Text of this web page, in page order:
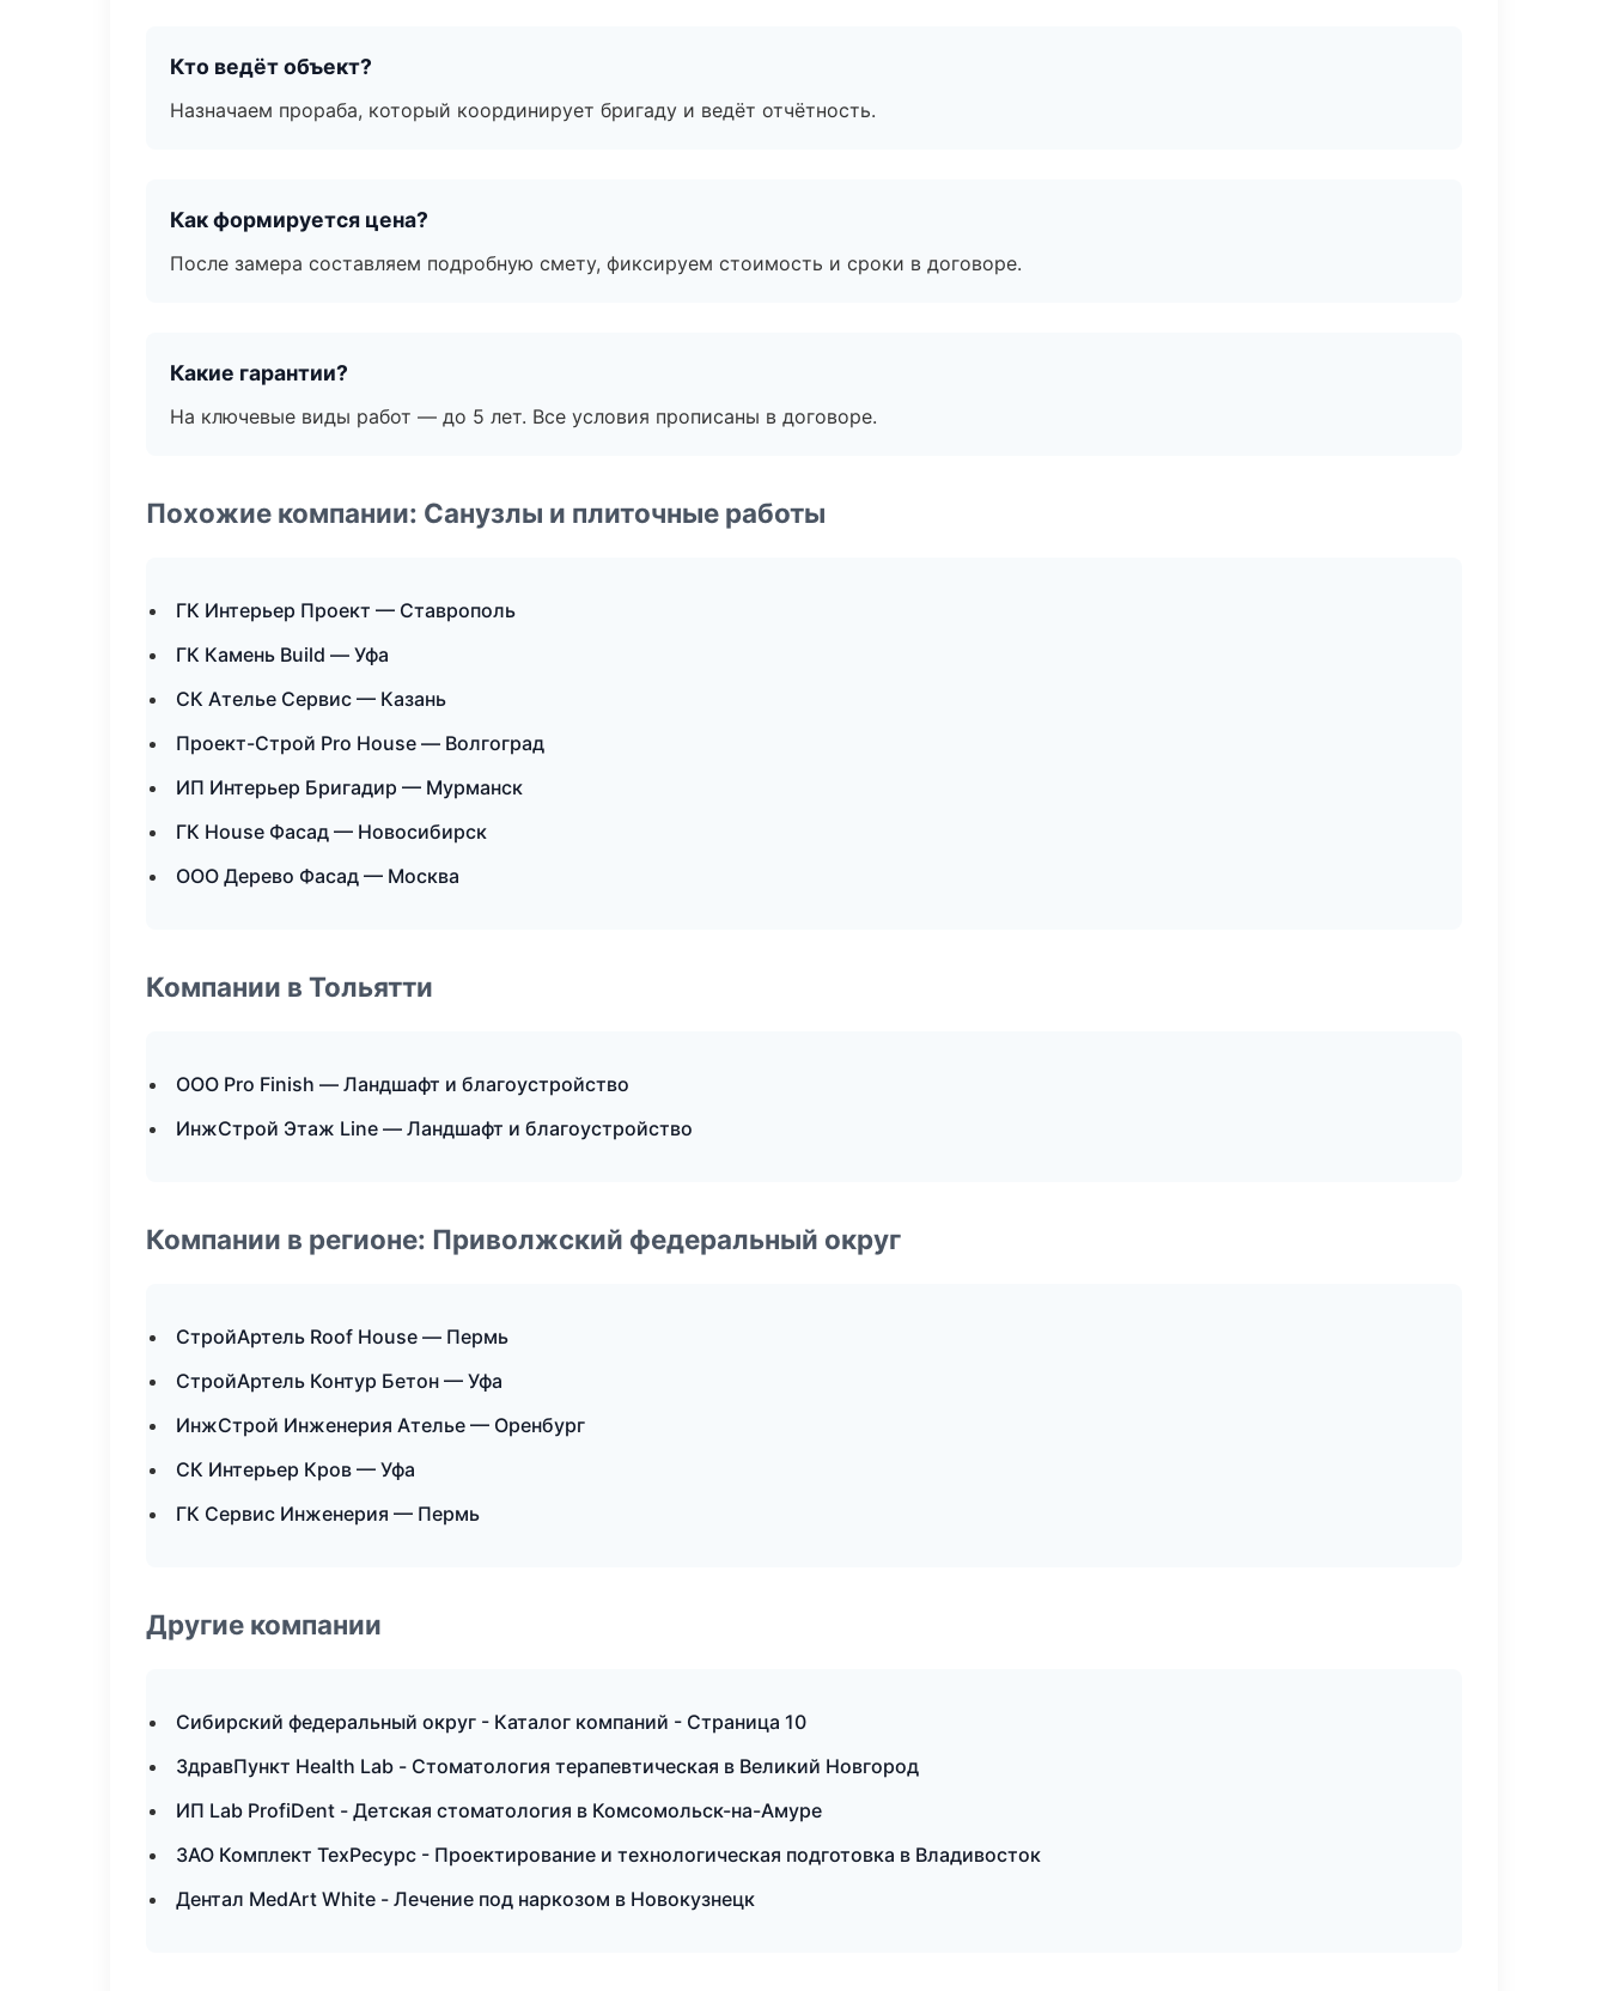
Кто ведёт объект?
Назначаем прораба, который координирует бригаду и ведёт отчётность.
Как формируется цена?
После замера составляем подробную смету, фиксируем стоимость и сроки в договоре.
Какие гарантии?
На ключевые виды работ — до 5 лет. Все условия прописаны в договоре.
Похожие компании: Санузлы и плиточные работы
ГК Интерьер Проект — Ставрополь
ГК Камень Build — Уфа
СК Ателье Сервис — Казань
Проект-Строй Pro House — Волгоград
ИП Интерьер Бригадир — Мурманск
ГК House Фасад — Новосибирск
ООО Дерево Фасад — Москва
Компании в Тольятти
ООО Pro Finish — Ландшафт и благоустройство
ИнжСтрой Этаж Line — Ландшафт и благоустройство
Компании в регионе: Приволжский федеральный округ
СтройАртель Roof House — Пермь
СтройАртель Контур Бетон — Уфа
ИнжСтрой Инженерия Ателье — Оренбург
СК Интерьер Кров — Уфа
ГК Сервис Инженерия — Пермь
Другие компании
Сибирский федеральный округ - Каталог компаний - Страница 10
ЗдравПункт Health Lab - Стоматология терапевтическая в Великий Новгород
ИП Lab ProfiDent - Детская стоматология в Комсомольск-на-Амуре
ЗАО Комплект ТехРесурс - Проектирование и технологическая подготовка в Владивосток
Дентал MedArt White - Лечение под наркозом в Новокузнецк